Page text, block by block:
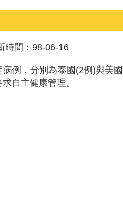
時間： 98-06-16
例，分別為泰國(2例)與美
自主健康管理。